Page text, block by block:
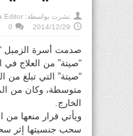
نشرت بواسطة: Editor
2014/12/29
0
صدمت أسرة الزميل
“صيتة” من العلاج في
متوسطة، وكان من
الخارج.
ويأتي قرار منعها من
سحب جنسيتها إثر